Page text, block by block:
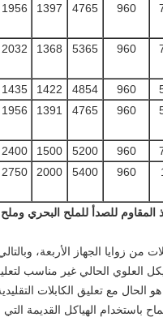
960
4765
1397
1956
960
5365
1368
2032
960
4854
1422
1435
960
4765
1391
1956
960
5200
1500
2400
960
5400
2000
2750
للصدأ للملح البحري
من زوايا الجهاز الأربعة،
العلوي الحالي غير مناسب
مع تعليق الكابلات
باستخدام الهياكل القديمة